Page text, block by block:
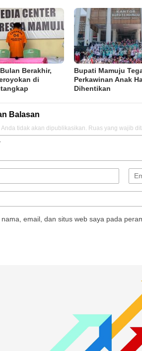
Berakhir,
di
Bupati Mamuju
Perkawinan Anak
Dihentikan
Balasan
tidak akan dipublikasikan. Ruas yang wajib
nama, email, dan situs web saya pada